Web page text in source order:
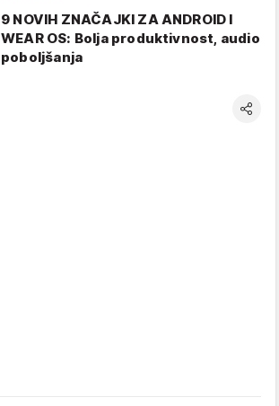
9 NOVIH ZNAČAJKI ZA ANDROID I
WEAR OS: Bolja produktivnost, audio
poboljšanja